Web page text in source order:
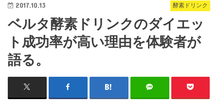
酵素ドリンク
2017.10.13
ベルタ酵素ドリンクのダイエッ
ト成功率が高い理由を体験者が
語る。